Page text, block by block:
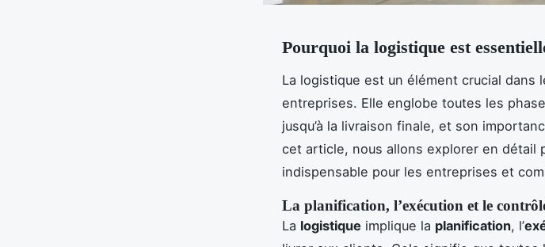
Pourquoi la logistique est
La logistique est un élément crucial
entreprises. Elle englobe toutes les
jusqu’à la livraison finale, et son
cet article, nous allons explorer en détail
indispensable pour les entreprises et
La planification, l’exécution et le
La logistique implique la planification, l’